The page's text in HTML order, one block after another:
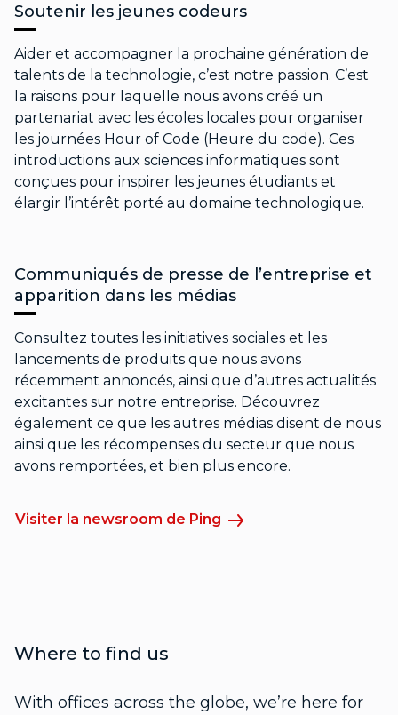
Soutenir les jeunes codeurs
Aider et accompagner la prochaine génération de
talents de la technologie, c’est notre passion. C’est
la raisons pour laquelle nous avons créé un
partenariat avec les écoles locales pour organiser
les journées Hour of Code (Heure du code). Ces
introductions aux sciences informatiques sont
conçues pour inspirer les jeunes étudiants et
élargir l’intérêt porté au domaine technologique.
Communiqués de presse de l’entreprise et
apparition dans les médias
Consultez toutes les initiatives sociales et les
lancements de produits que nous avons
récemment annoncés, ainsi que d’autres actualités
excitantes sur notre entreprise. Découvrez
également ce que les autres médias disent de nous
ainsi que les récompenses du secteur que nous
avons remportées, et bien plus encore.
Visiter la newsroom de Ping
Where to find us
With offices across the globe, we’re here for